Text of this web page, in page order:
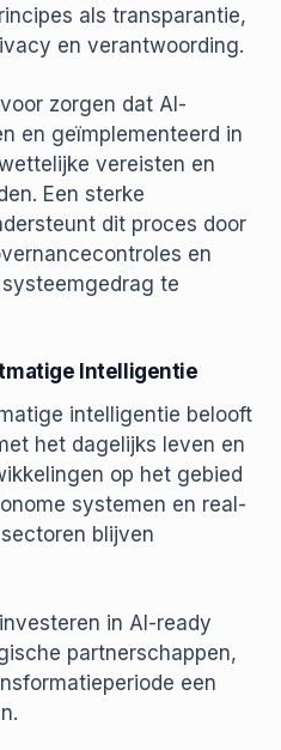
als transparantie,
en verantwoording.
zorgen dat AI-
en geïmplementeerd in
vereisten en
Een sterke
dit proces door
en
te
Intelligentie
intelligentie belooft
het dagelijks leven en
op het gebied
systemen en real-
blijven
in AI-ready
partnerschappen,
een